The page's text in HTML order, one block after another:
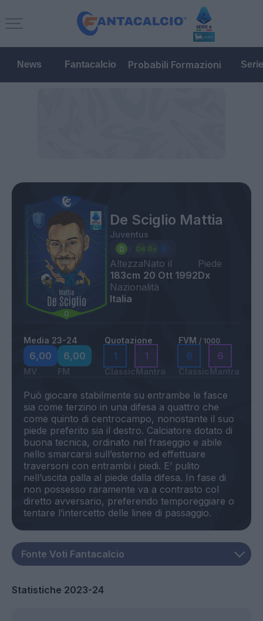
News Fantacalcio Probabili Formazioni
De Sciglio Mattia
Juventus
Altezza
183cm
Nato il
20 Ott 1992
Piede
Dx
Nazionalità
Italia
Media 23-24
6,00
MV
6,00
FM
Quotazione
1
Classic
1
Mantra
FVM / 1000
6
Classic
6
Mantra
Può giocare stabilmente su entrambe le fasce
sia come terzino in una difesa a quattro che
come quinto di centrocampo, nonostante il suo
piede preferito sia il destro. Calciatore dotato di
buona tecnica, ordinato nel fraseggio e abile
nello smarcarsi sull’esterno ed effettuare
traversoni con entrambi i piedi. E’ pulito
nell’uscita palla al piede dalla difesa. In fase di
non possesso raramente va a contrasto col
diretto avversario, preferendo temporeggiare o
Statistiche 2023-24